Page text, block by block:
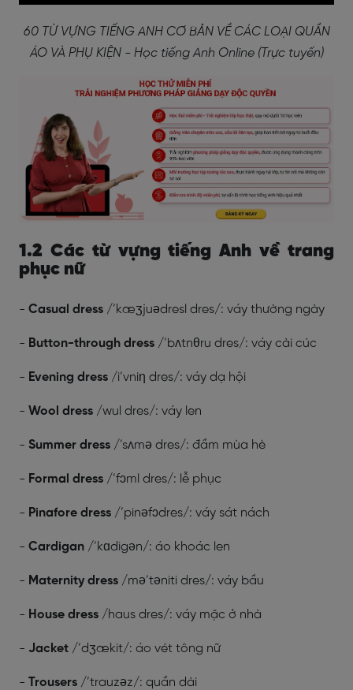
60 TỪ VỰNG TIẾNG ANH CƠ BẢN VỀ CÁC LOẠI QUẦN
ÁO VÀ PHỤ KIỆN - Học tiếng Anh Online (Trực tuyến)
1.2 Các từ vựng tiếng Anh về trang
phục nữ
- Casual dress /’kæʒjuədresl dres/: váy thường ngày
- Button-through dress /’bʌtnθru dres/: váy cài cúc
- Evening dress /i’vniη dres/: váy dạ hội
- Wool dress /wul dres/: váy len
- Summer dress /’sʌmə dres/: đầm mùa hè
- Formal dress /’fɔml dres/: lễ phục
- Pinafore dress /’pinəfɔdres/: váy sát nách
- Cardigan /’kɑdigən/: áo khoác len
- Maternity dress /mə’təniti dres/: váy bầu
- House dress /haus dres/: váy mặc ở nhà
- Jacket /’dʒækit/: áo vét tông nữ
- Trousers /’trauzəz/: quần dài